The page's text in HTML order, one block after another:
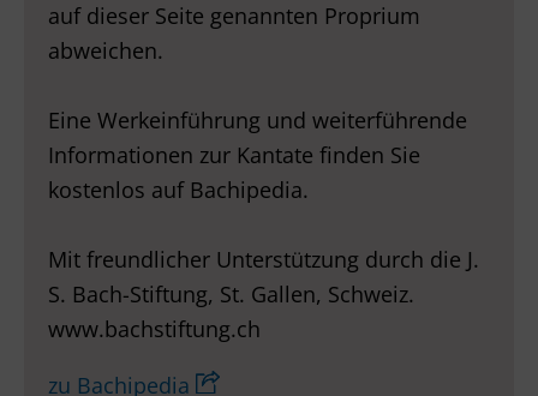
auf dieser Seite genannten Proprium
abweichen.
Eine Werkeinführung und weiterführende
Informationen zur Kantate finden Sie
kostenlos auf Bachipedia.
Mit freundlicher Unterstützung durch die J.
S. Bach-Stiftung, St. Gallen, Schweiz.
www.bachstiftung.ch
zu Bachipedia